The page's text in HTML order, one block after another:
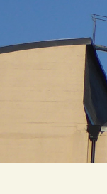
springen